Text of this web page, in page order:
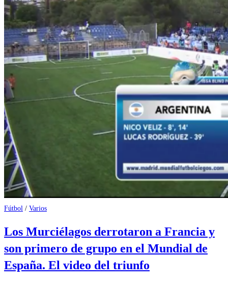
Fútbol / Varios
Los Murciélagos derrotaron a Francia y
son primero de grupo en el Mundial de
España. El video del triunfo